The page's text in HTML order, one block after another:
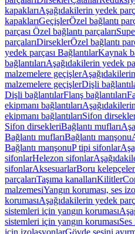
kapaklarıAşağıdakilerin yedek
kapaklarıGeçişlerÖzel bağlantı
parçası Özel bağlantı parçaları
parçalarıDirseklerÖzel bağlantı
yedek parçası BağlantılarKaynak
bağlantılarıAşağıdakilerin yedek
malzemelere geçişler
malzemelere geçişlerDişli
Dişli bağlantılarFlanş bağlantıları
ekipmanı bağlantıları
ekipmanı bağlantılarıSifon
Sifon dirsekleriBağlantı mufları
Bağlantı muflarıBağlantı manşonu
Bağlantı manşonuP tipi sifonlar
sifonlarHelezon sifonlar
sifonlarAksesuarlarBoru
parçalarıTaşıma kanallarıKilitler
malzemesiYangın koruması, ses
korumasıAşağıdakilerin yedek
sistemleri için yangın koruması
sistemleri için yangın koruması
için izolasyonlarGövde sesini